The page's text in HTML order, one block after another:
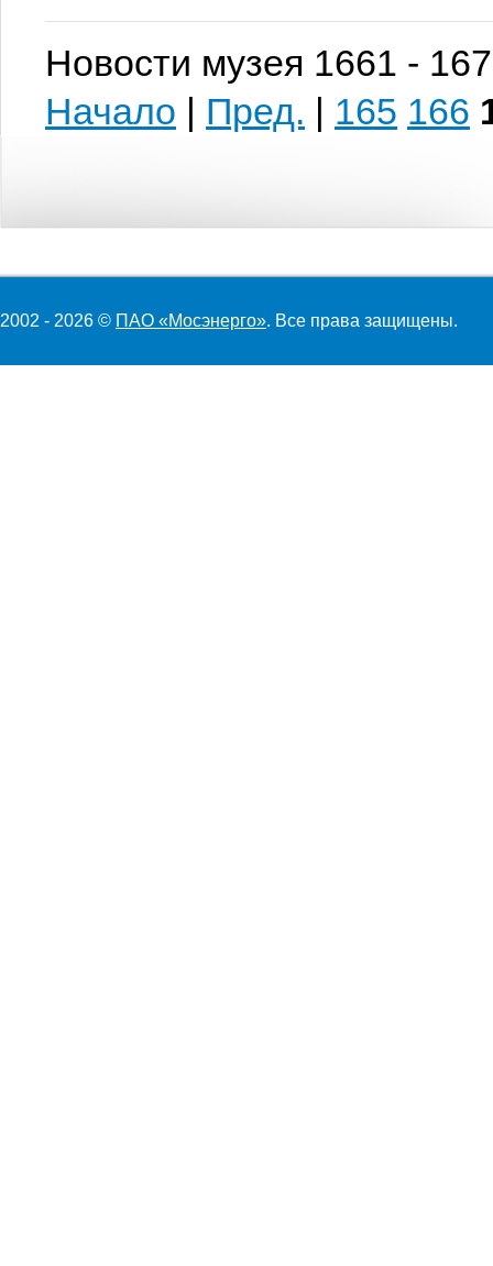
Новости музея 1661 -
Начало | Пред. | 165 166
2002 - 2026 © ПАО «Мосэнерго». Все права защищены.